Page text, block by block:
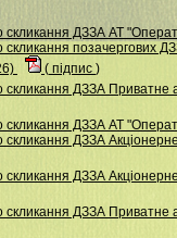
ДЗЗА АТ
скликання
( підпис )
ДЗЗА Приватне
ДЗЗА АТ
ДЗЗА
ДЗЗА
ДЗЗА Приватне